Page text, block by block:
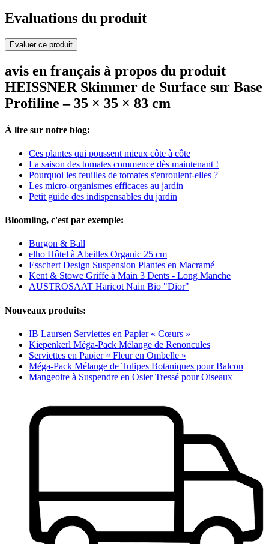
Evaluations du produit
Evaluer ce produit
avis en français à propos du produit
HEISSNER Skimmer de Surface sur Base
Profiline – 35 × 35 × 83 cm
À lire sur notre blog:
Ces plantes qui poussent mieux côte à côte
La saison des tomates commence dès maintenant !
Pourquoi les feuilles de tomates s'enroulent-elles ?
Les micro-organismes efficaces au jardin
Petit guide des indispensables du jardin
Bloomling, c'est par exemple:
Burgon & Ball
elho Hôtel à Abeilles Organic 25 cm
Esschert Design Suspension Plantes en Macramé
Kent & Stowe Griffe à Main 3 Dents - Long Manche
AUSTROSAAT Haricot Nain Bio "Dior"
Nouveaux produits:
IB Laursen Serviettes en Papier « Cœurs »
Kiepenkerl Méga-Pack Mélange de Renoncules
Serviettes en Papier « Fleur en Ombelle »
Méga-Pack Mélange de Tulipes Botaniques pour Balcon
Mangeoire à Suspendre en Osier Tressé pour Oiseaux